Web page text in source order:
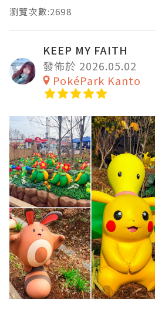
瀏覽次數:2698
KEEP MY FAITH
發佈於 2026.05.02
PokéPark Kanto